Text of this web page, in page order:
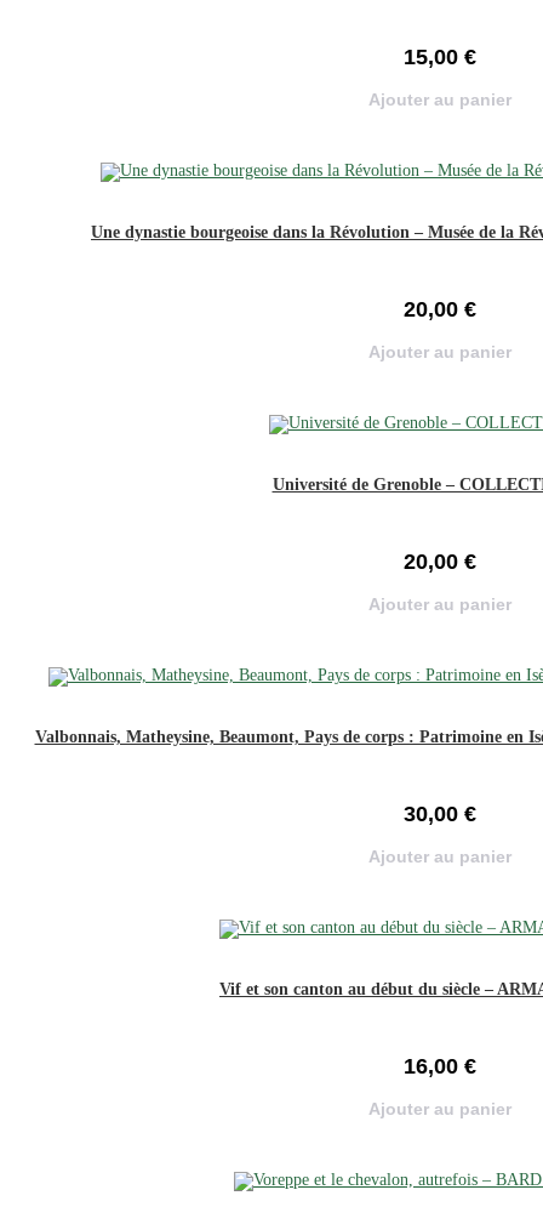
15,00 €
Ajouter au panier
Une dynastie bourgeoise dans la Révolution – Musée de la
20,00 €
Ajouter au panier
Université de Grenoble –
20,00 €
Ajouter au panier
Valbonnais, Matheysine, Beaumont, Pays de corps : Patrimoine en
30,00 €
Ajouter au panier
Vif et son canton au début du siècle –
16,00 €
Ajouter au panier